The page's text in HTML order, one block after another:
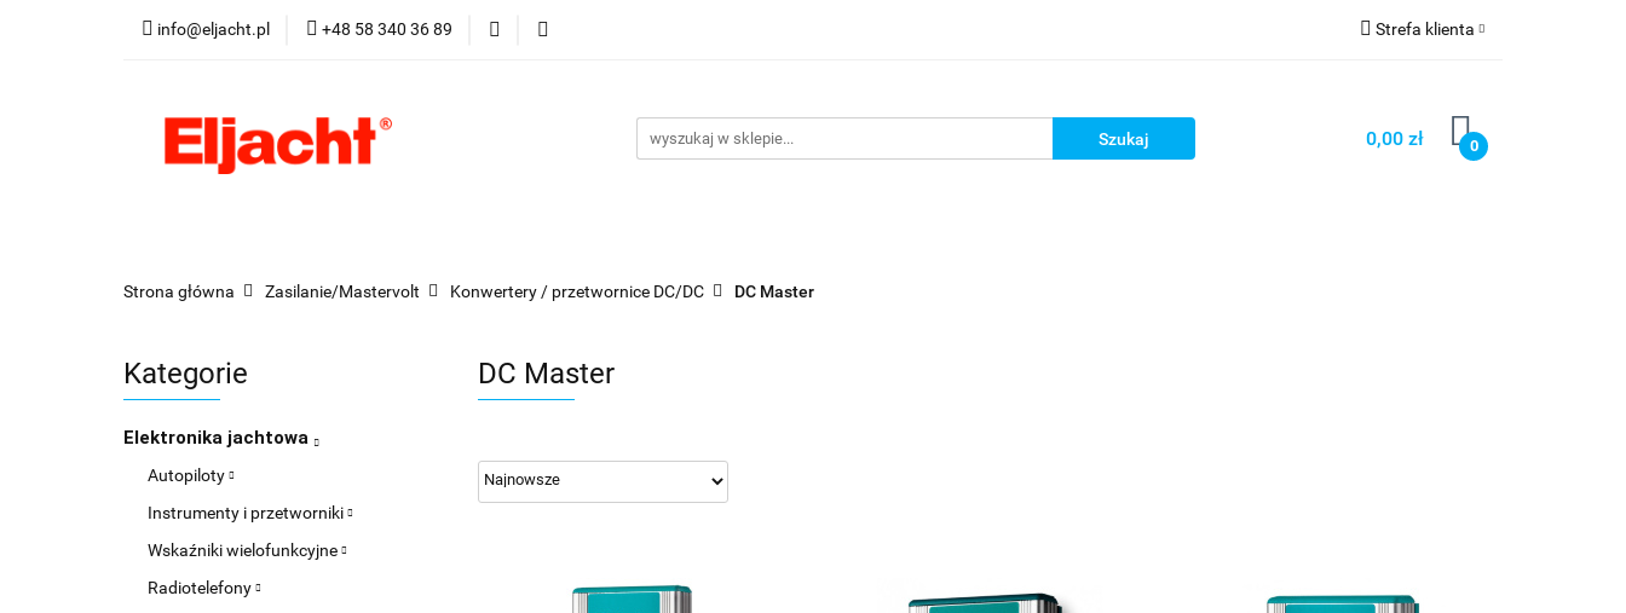
info@eljacht.pl +48 58 340 36 89 Strefa klienta
Zarejestruj się
Dodaj zgłoszenie
0,00 zł 0
Kategorie Promocje
Strona główna Zasilanie/Mastervolt Konwertery / przetwornice DC/DC DC Master
Kategorie
Elektronika jachtowa
Autopiloty
Instrumenty i przetworniki
Wskaźniki wielofunkcyjne
Radiotelefony
DC Master